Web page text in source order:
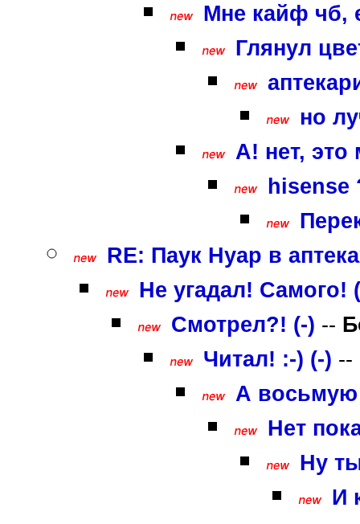
Мне кайф чб,
Глянул
но
А! нет, это
hisense
RE: Паук Нуар в
Не угадал! Самого!
Смотрел?! (-) --
Читал! :-) (-) --
А восьмую
Нет
Ну
И